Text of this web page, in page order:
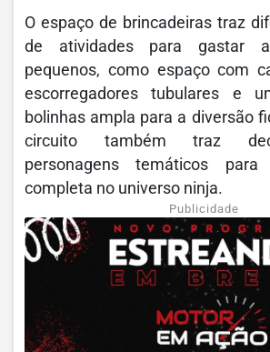
O espaço de brincadeiras traz
de atividades para gastar
pequenos, como espaço com
escorregadores tubulares e
bolinhas ampla para a diversão
circuito também traz
personagens temáticos
completa no universo ninja.
Publicidade